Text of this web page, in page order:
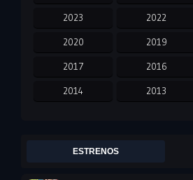
2023 2022
2020 2019
2017 2016
2014 2013
ESTRENOS